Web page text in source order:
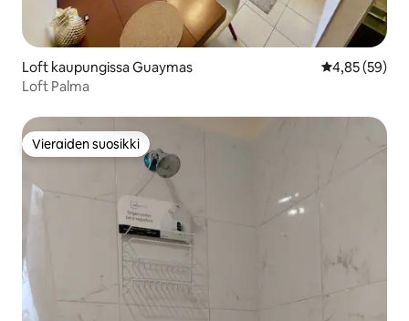
Loft kaupungissa Guaymas
4,85 (59)
Loft Palma
Vieraiden suosikki
Vieraiden suosikki